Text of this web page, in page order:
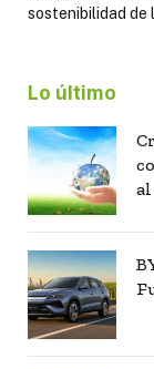
sostenibilidad de
Lo último